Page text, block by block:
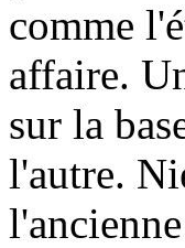
comme
affaire.
sur la
l'autre.